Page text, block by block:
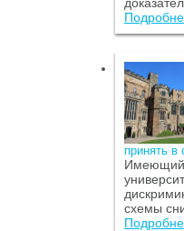
принять в
Имеющий
схемы